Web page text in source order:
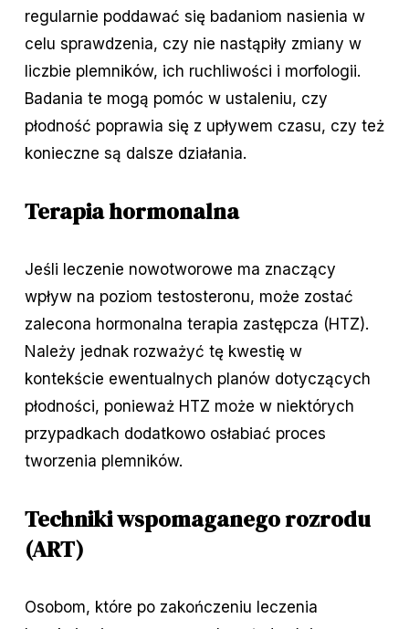
regularnie poddawać się badaniom nasienia w
celu sprawdzenia, czy nie nastąpiły zmiany w
liczbie plemników, ich ruchliwości i morfologii.
Badania te mogą pomóc w ustaleniu, czy
płodność poprawia się z upływem czasu, czy też
konieczne są dalsze działania.
Terapia hormonalna
Jeśli leczenie nowotworowe ma znaczący
wpływ na poziom testosteronu, może zostać
zalecona hormonalna terapia zastępcza (HTZ).
Należy jednak rozważyć tę kwestię w
kontekście ewentualnych planów dotyczących
płodności, ponieważ HTZ może w niektórych
przypadkach dodatkowo osłabiać proces
tworzenia plemników.
Techniki wspomaganego rozrodu
(ART)
Osobom, które po zakończeniu leczenia